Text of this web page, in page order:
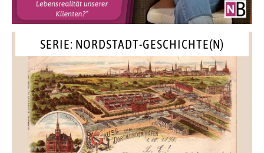
SERIE: NORDSTADT-GESCHICHTE(N)